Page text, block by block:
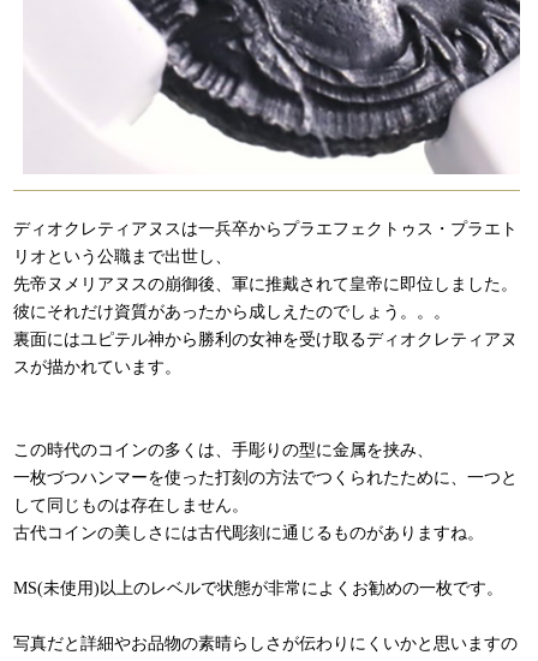
ディオクレティアヌスは一兵卒からプラエフェクトゥス・プラエト
リオという公職まで出世し、
先帝ヌメリアヌスの崩御後、軍に推戴されて皇帝に即位しました。
彼にそれだけ資質があったから成しえたのでしょう。。。
裏面にはユピテル神から勝利の女神を受け取るディオクレティアヌ
スが描かれています。
この時代のコインの多くは、手彫りの型に金属を挟み、
一枚づつハンマーを使った打刻の方法でつくられたために、一つと
して同じものは存在しません。
古代コインの美しさには古代彫刻に通じるものがありますね。
MS(未使用)以上のレベルで状態が非常によくお勧めの一枚です。
写真だと詳細やお品物の素晴らしさが伝わりにくいかと思いますの